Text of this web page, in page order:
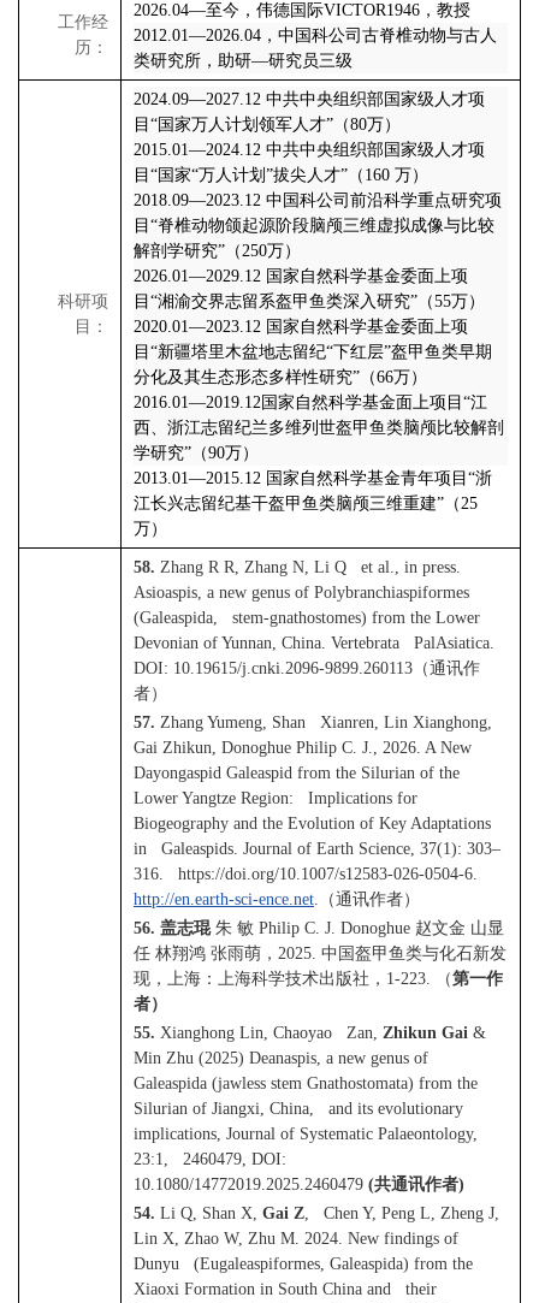
工作经
历：
2026.04—至今，伟德国际VICTOR1946，教授
2012.01—2026.04 ，中国科公司古脊椎动物与古人
类研究所，助研—研究员三级
科研项
目：
2024.09—2027.12 中共中央组织部国家级人才项
目“国家万人计划领军人才”（80万）
2015.01—2024.12 中共中央组织部国家级人才项
目“国家“万人计划 ”拔尖人才”（ 160 万）
2018.09—2023.12 中国科公司前沿科学重点研究项
目“脊椎动物颌起源阶段脑颅三维虚拟成像与比较
解剖学研究”（250万）
2026.01—2029.12 国家自然科学基金委面上项
目“湘渝交界志留系盔甲鱼类深入研究”（55万）
2020.01—2023.12 国家自然科学基金委面上项
目“新疆塔里木盆地志留纪“下红层”盔甲鱼类早期
分化及其生态形态多样性研究”（66万）
2016.01—2019.12国家自然科学基金面上项目“江
西、浙江志留纪兰多维列世盔甲鱼类脑颅比较解剖
学研究”（90万）
2013.01—2015.12 国家自然科学基金青年项目“浙
江长兴志留纪基干盔甲鱼类脑颅三维重建”（25
万）
58. Zhang R R, Zhang N, Li Q et al., in press.
Asioaspis, a new genus of Polybranchiaspiformes
(Galeaspida, stem-gnathostomes) from the Lower
Devonian of Yunnan, China. Vertebrata PalAsiatica.
DOI: 10.19615/j.cnki.2096-9899.260113 （通讯作
者）
57. Zhang Yumeng, Shan Xianren, Lin Xianghong,
Gai Zhikun, Donoghue Philip C. J., 2026. A New
Dayongaspid Galeaspid from the Silurian of the
Lower Yangtze Region: Implications for
Biogeography and the Evolution of Key Adaptations
in Galeaspids. Journal of Earth Science, 37(1): 303–
316. https://doi.org/10.1007/s12583-026-0504-6.
http://en.earth-sci-ence.net. （通讯作者）
56. 盖志琨 朱 敏 Philip C. J. Donoghue 赵文金 山显
任 林翔鸿 张雨萌， 2025. 中国盔甲鱼类与化石新发
现，上海：上海科学技术出版社， 1-223. （第一作
者）
55. Xianghong Lin, Chaoyao Zan, Zhikun Gai &
Min Zhu (2025) Deanaspis, a new genus of
Galeaspida (jawless stem Gnathostomata) from the
Silurian of Jiangxi, China, and its evolutionary
implications, Journal of Systematic Palaeontology,
23:1, 2460479, DOI:
10.1080/14772019.2025.2460479 (共通讯作者)
54. Li Q, Shan X, Gai Z, Chen Y, Peng L, Zheng J,
Lin X, Zhao W, Zhu M. 2024. New findings of
Dunyu (Eugaleaspiformes, Galeaspida) from the
Xiaoxi Formation in South China and their